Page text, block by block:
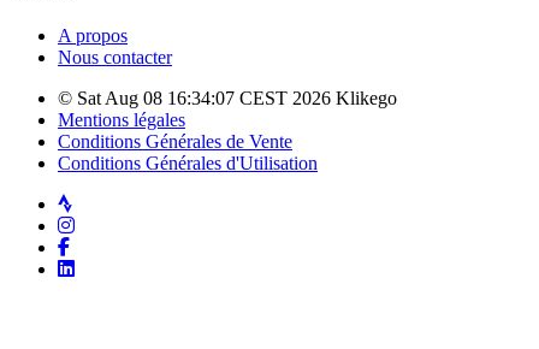
A propos
Nous contacter
© Sat Aug 08 16:34:07 CEST 2026 Klikego
Mentions légales
Conditions Générales de Vente
Conditions Générales d'Utilisation
Strava
Instagram
Facebook
LinkedIn